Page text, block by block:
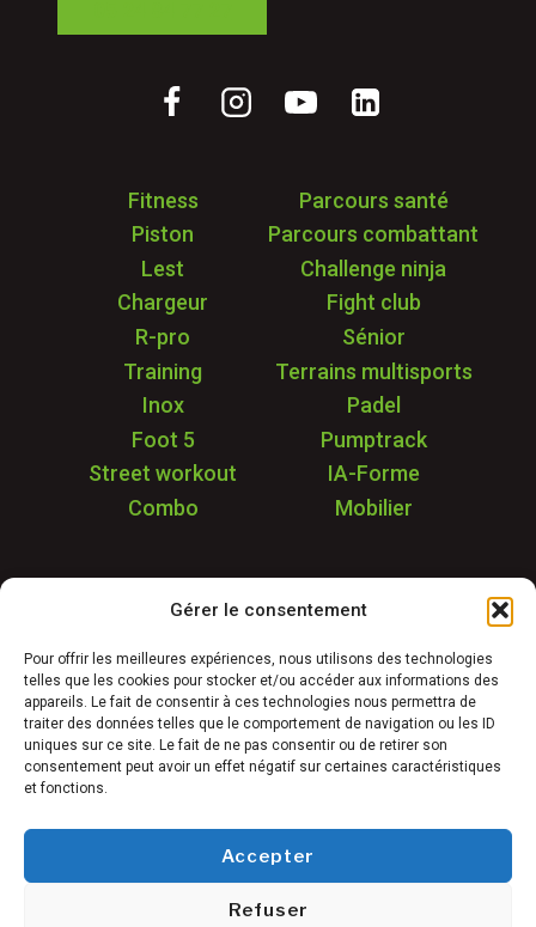
Gérer le consentement
Pour offrir les meilleures expériences, nous utilisons des technologies
telles que les cookies pour stocker et/ou accéder aux informations des
appareils. Le fait de consentir à ces technologies nous permettra de
traiter des données telles que le comportement de navigation ou les ID
uniques sur ce site. Le fait de ne pas consentir ou de retirer son
consentement peut avoir un effet négatif sur certaines caractéristiques
et fonctions.
Accepter
Refuser
Fitness
Parcours santé
Piston
Parcours combattant
Lest
Challenge ninja
Chargeur
Fight club
R-pro
Sénior
Training
Terrains multisports
Inox
Padel
Foot 5
Pumptrack
Street workout
IA-Forme
Combo
Mobilier
Garantie & SAV
Déstockage
Réalisations
FAQ
Blog
Contact
Conditions générales de vente